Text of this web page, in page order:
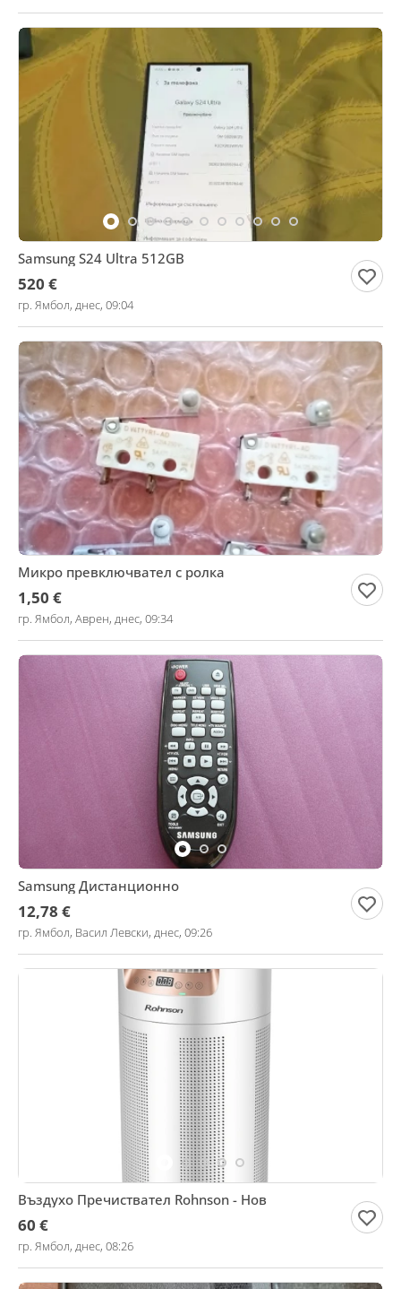
Samsung S24 Ultra 512GB
520 €
гр. Ямбол, днес, 09:04
Микро превключвател с ролка
1,50 €
гр. Ямбол, Аврен, днес, 09:34
Samsung Дистанционно
12,78 €
гр. Ямбол, Васил Левски, днес, 09:26
Въздухо Пречиствател Rohnson - Нов
60 €
гр. Ямбол, днес, 08:26